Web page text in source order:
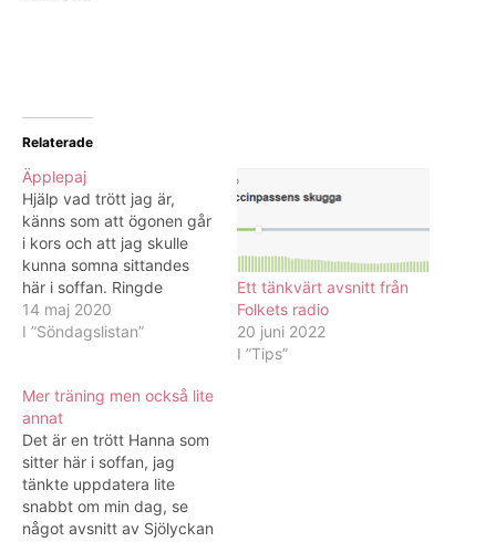
Relaterade
Äpplepaj
Hjälp vad trött jag är,
känns som att ögonen går
i kors och att jag skulle
kunna somna sittandes
här i soffan. Ringde
Rickard och bad honom
komma och hämta mig på
promenera till tåget. Det
blir läggdags tidigt ikväll.
Men först vill…
14 maj 2020
I ”Söndagslistan”
Ett tänkvärt avsnitt från
Folkets radio
20 juni 2022
I ”Tips”
Mer träning men också lite
annat
Det är en trött Hanna som
sitter här i soffan, jag
tänkte uppdatera lite
snabbt om min dag, se
något avsnitt av Sjölyckan